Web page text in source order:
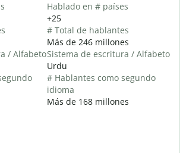
/ Alfabeto
Hablado en # países
+25
# Total de hablantes
Más de 246 millones
Sistema de escritura / Alfabeto
Urdu
# Hablantes como segundo
idioma
Más de 168 millones